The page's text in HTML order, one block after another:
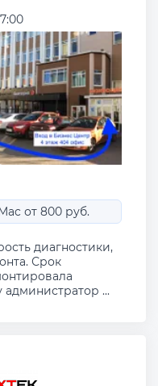
от 800 руб.
диагностики,
Срок
...